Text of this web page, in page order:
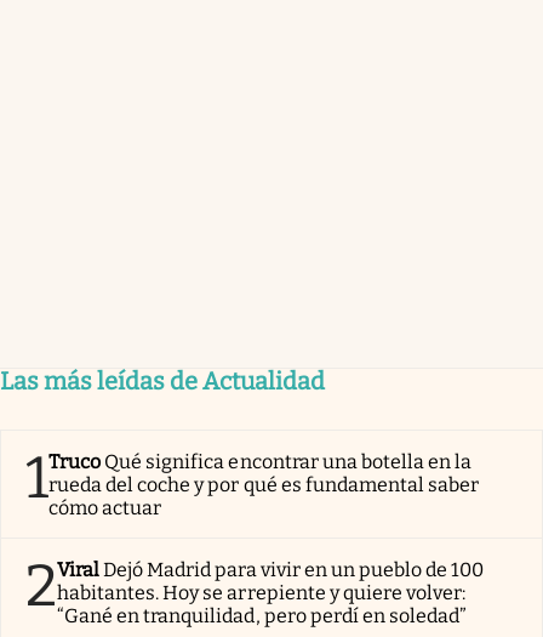
Las más leídas de Actualidad
1Truco Qué significa encontrar una botella en la
rueda del coche y por qué es fundamental saber
cómo actuar
2ViralDejó Madrid para vivir en un pueblo de 100
habitantes. Hoy se arrepiente y quiere volver:
“Gané en tranquilidad, pero perdí en soledad”